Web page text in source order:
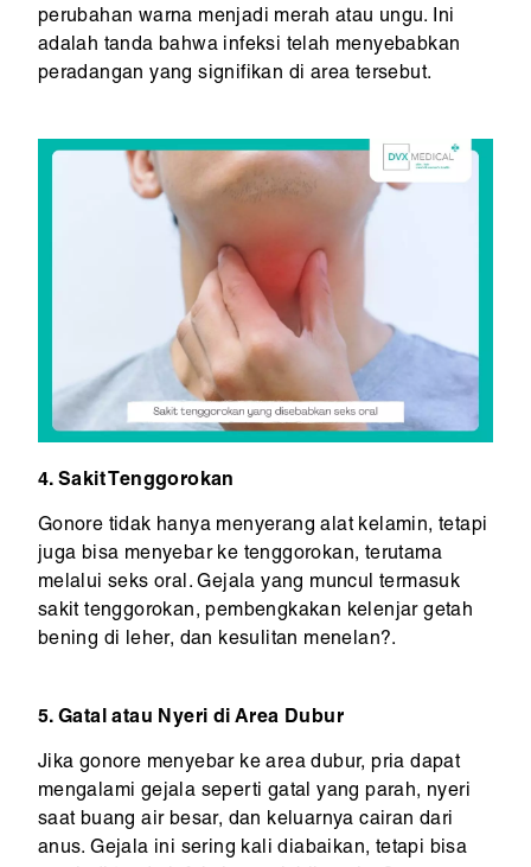
perubahan warna menjadi merah atau ungu. Ini
adalah tanda bahwa infeksi telah menyebabkan
peradangan yang signifikan di area tersebut.
4. Sakit Tenggorokan
Gonore tidak hanya menyerang alat kelamin, tetapi
juga bisa menyebar ke tenggorokan, terutama
melalui seks oral. Gejala yang muncul termasuk
sakit tenggorokan, pembengkakan kelenjar getah
bening di leher, dan kesulitan menelan?.
5. Gatal atau Nyeri di Area Dubur
Jika gonore menyebar ke area dubur, pria dapat
mengalami gejala seperti gatal yang parah, nyeri
saat buang air besar, dan keluarnya cairan dari
anus. Gejala ini sering kali diabaikan, tetapi bisa